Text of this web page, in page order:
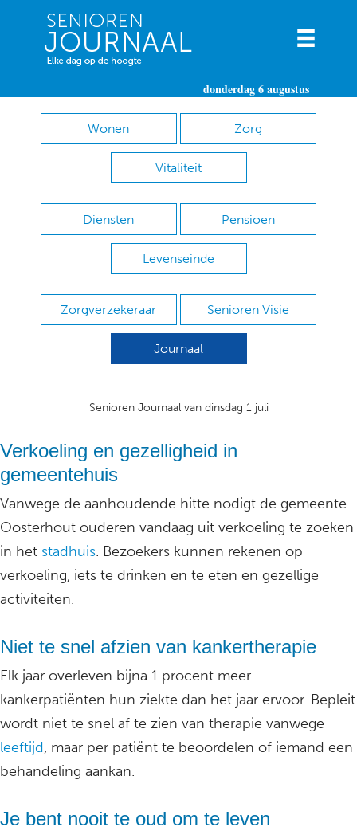
donderdag 6 augustus
Wonen Zorg
Vitaliteit
Diensten Pensioen
Levenseinde
Zorgverzekeraar Senioren Visie
Journaal
Senioren Journaal van dinsdag 1 juli
Verkoeling en gezelligheid in
gemeentehuis
Vanwege de aanhoudende hitte nodigt de gemeente
Oosterhout ouderen vandaag uit verkoeling te zoeken
in het stadhuis. Bezoekers kunnen rekenen op
verkoeling, iets te drinken en te eten en gezellige
activiteiten.
Niet te snel afzien van kankertherapie
Elk jaar overleven bijna 1 procent meer
kankerpatiënten hun ziekte dan het jaar ervoor. Bepleit
wordt niet te snel af te zien van therapie vanwege
leeftijd, maar per patiënt te beoordelen of iemand een
behandeling aankan.
Je bent nooit te oud om te leven